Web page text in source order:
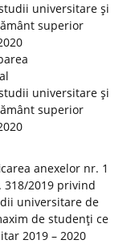
universitare şi
superior
universitare şi
superior
anexelor nr. 1
2019 privind
universitare de
de studenţi ce
2019 – 2020